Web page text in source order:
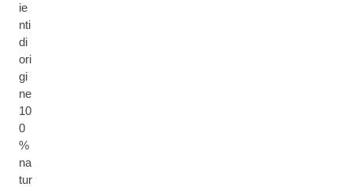
ie
nti
di
ori
gi
ne
10
0
%
na
tur